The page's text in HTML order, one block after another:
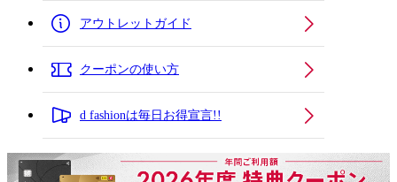
アウトレットガイド
クーポンの使い方
d fashionは毎日お得宣言!!